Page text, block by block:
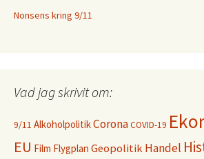
Nonsens kring 9/11
Vad jag skrivit om:
9/11 AlkoholpolitikCoronaCOVID-19
EU Film Flygplan Geopolitik Handel